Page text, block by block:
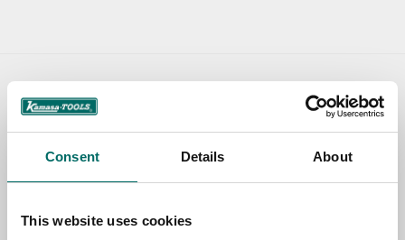
Consent Details About
This website uses cookies
Contact us
NAME